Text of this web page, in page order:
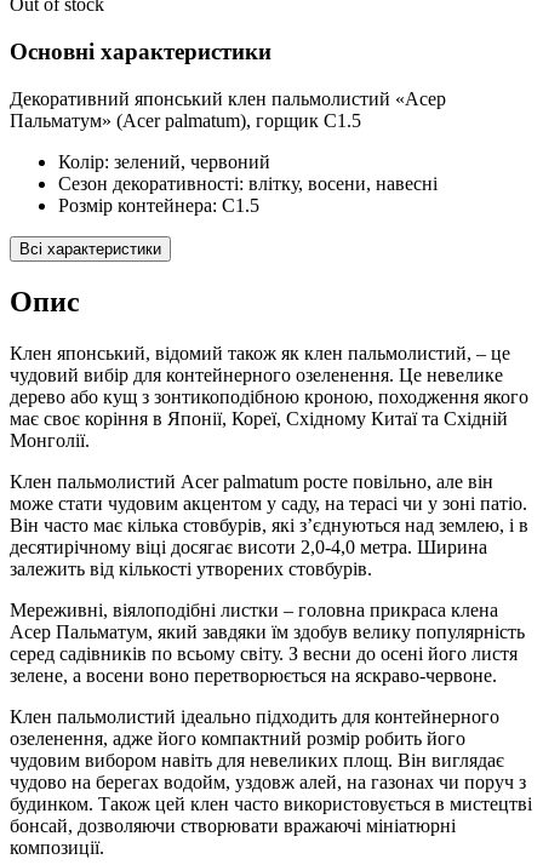
Out of stock
Основні характеристики
Декоративний японський клен пальмолистий «Асер
Пальматум» (Acer palmatum), горщик С1.5
Колір: зелений, червоний
Cезон декоративності: влітку, восени, навесні
Розмір контейнера: С1.5
Всі характеристики
Опис
Клен японський, відомий також як клен пальмолистий, – це
чудовий вибір для контейнерного озеленення. Це невелике
дерево або кущ з зонтикоподібною кроною, походження якого
має своє коріння в Японії, Кореї, Східному Китаї та Східній
Монголії.
Клен пальмолистий Acer palmatum росте повільно, але він
може стати чудовим акцентом у саду, на терасі чи у зоні патіо.
Він часто має кілька стовбурів, які з’єднуються над землею, і в
десятирічному віці досягає висоти 2,0-4,0 метра. Ширина
залежить від кількості утворених стовбурів.
Мереживні, віялоподібні листки – головна прикраса клена
Асер Пальматум, який завдяки їм здобув велику популярність
серед садівників по всьому світу. З весни до осені його листя
зелене, а восени воно перетворюється на яскраво-червоне.
Клен пальмолистий ідеально підходить для контейнерного
озеленення, адже його компактний розмір робить його
чудовим вибором навіть для невеликих площ. Він виглядає
чудово на берегах водойм, уздовж алей, на газонах чи поруч з
будинком. Також цей клен часто використовується в мистецтві
бонсай, дозволяючи створювати вражаючі мініатюрні
композиції.